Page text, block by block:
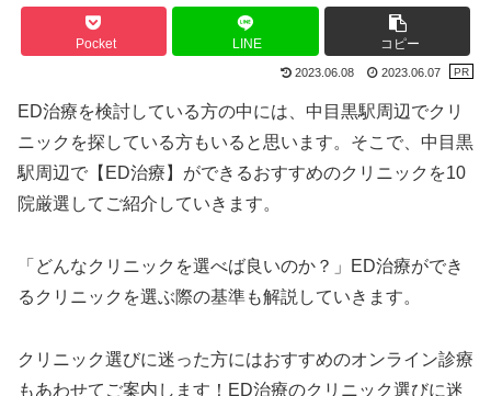
Pocket LINE コピー
2023.06.08 2023.06.07
ED治療を検討している方の中には、中目黒駅周辺でクリ
ニックを探している方もいると思います。そこで、中目黒
駅周辺で【ED治療】ができるおすすめのクリニックを10
院厳選してご紹介していきます。
「どんなクリニックを選べば良いのか？」ED治療ができ
るクリニックを選ぶ際の基準も解説していきます。
クリニック選びに迷った方にはおすすめのオンライン診療
もあわせてご案内します！ED治療のクリニック選びに迷